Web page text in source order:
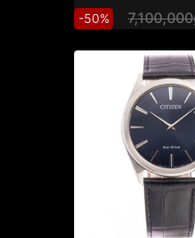
-50%